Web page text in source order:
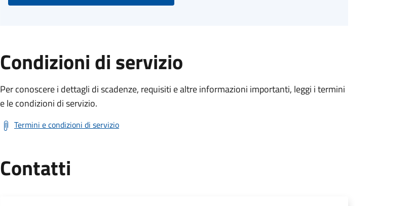
Condizioni di servizio
Per conoscere i dettagli di scadenze, requisiti e altre informazioni importanti, leggi i termini
e le condizioni di servizio.
Termini e condizioni di servizio
Contatti